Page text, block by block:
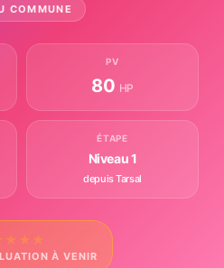
COMMUNE
PV
80 HP
ÉTAPE
Niveau 1
depuis Tarsal
★ ★ ★
À VENIR